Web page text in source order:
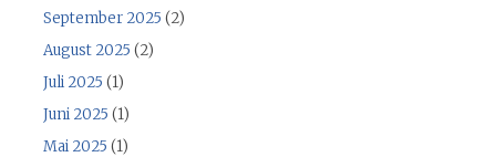
September 2025 (2)
August 2025 (2)
Juli 2025 (1)
Juni 2025 (1)
Mai 2025 (1)